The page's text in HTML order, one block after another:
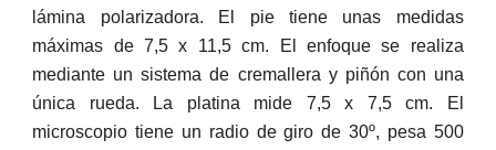
lámina polarizadora. El pie tiene unas medidas
máximas de 7,5 x 11,5 cm. El enfoque se realiza
mediante un sistema de cremallera y piñón con una
única rueda. La platina mide 7,5 x 7,5 cm. El
microscopio tiene un radio de giro de 30º, pesa 500